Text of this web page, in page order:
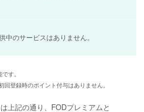
中のサービスはありません。
す。
回登録時のポイント付与はありません。
上記の通り、FODプレミアムと